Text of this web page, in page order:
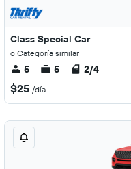
Class Special Car
o Categoría similar
5 5 2/4
$25 /día